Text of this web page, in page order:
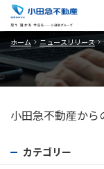
ホーム ニュースリリース
小田急不動産から
カテゴリー